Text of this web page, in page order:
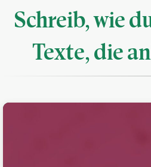
Schreib, wie
Texte, die